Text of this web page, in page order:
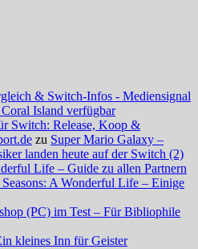
& Switch-Infos - Mediensignal
Island verfügbar
Switch: Release, Koop &
zu Super Mario Galaxy –
landen heute auf der Switch (2)
Life – Guide zu allen Partnern
A Wonderful Life – Einige
(PC) im Test – Für Bibliophile
kleines Inn für Geister